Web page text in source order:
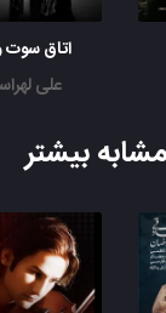
اتاق سوت
علی
بیشتر